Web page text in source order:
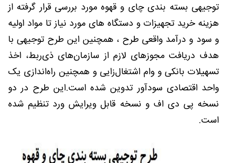
توجیهی بسته بندی چای و قهوه مورد بررسی قرار گرفته از
هزینه خرید تجهیزات و دستگاه های مورد نیاز تا مواد اولیه
و سود و درآمد واقعی طرح ، همچنین این طرح توجیهی با
هدف دریافت مجوزهای لازم از سازمان‌های ذی‌ربط، اخذ
تسهیلات بانکی و وام اشتغال‌زایی و همچنین راه‌اندازی یک
واحد اقتصادی سودآور تدوین شده است.این طرح در دو
نسخه پی دی اف و نسخه قابل ویرایش ورد تنظیم شده
است.